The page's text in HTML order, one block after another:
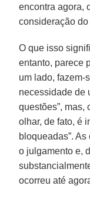
encontra agora,
consideração
O que isso
entanto, parece
um lado, fazem-
necessidade de
questões”, mas,
olhar, de fato, é
bloqueadas”.
o julgamento e,
ocorreu até